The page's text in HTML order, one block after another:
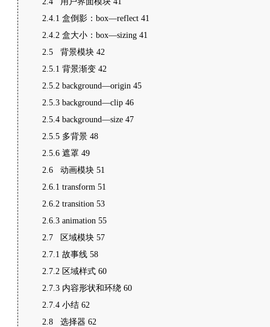
2.4.1 盒倒影：box—reflect 41
2.4.2 盒大小：box—sizing 41
2.5 背景模块 42
2.5.1 背景渐变 42
2.5.2 background—origin 45
2.5.3 background—clip 46
2.5.4 background—size 47
2.5.5 多背景 48
2.5.6 遮罩 49
2.6 动画模块 51
2.6.1 transform 51
2.6.2 transition 53
2.6.3 animation 55
2.7 区域模块 57
2.7.1 故事线 58
2.7.2 区域样式 60
2.7.3 内容形状和环绕 60
2.7.4 小结 62
2.8 选择器 62